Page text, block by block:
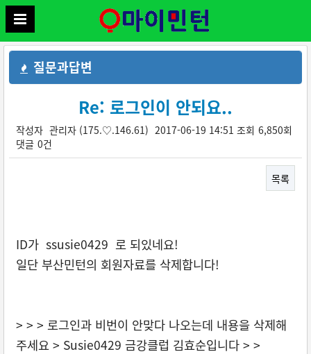
질문과답변
Re: 로그인이 안되요..
작성자 관리자 (175.♡.146.61) 2017-06-19 14:51 조회 6,850회
댓글 0건
목록
ID가 ssusie0429 로 되있네요!
일단 부산민턴의 회원자료를 삭제합니다!
> > > 로그인과 비번이 안맞다 나오는데 내용을 삭제해
주세요 > Susie0429 금강클럽 김효순입니다 > >